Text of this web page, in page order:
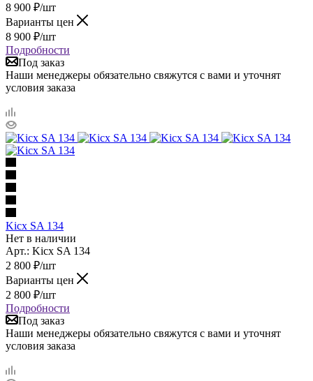
8 900 ₽/шт
Варианты цен
8 900 ₽/шт
Подробности
Под заказ
Наши менеджеры обязательно свяжутся с вами и уточнят
условия заказа
Kicx SA 134
Нет в наличии
Арт.: Kicx SA 134
2 800 ₽/шт
Варианты цен
2 800 ₽/шт
Подробности
Под заказ
Наши менеджеры обязательно свяжутся с вами и уточнят
условия заказа